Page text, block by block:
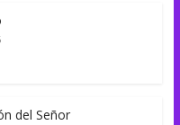
del Señor